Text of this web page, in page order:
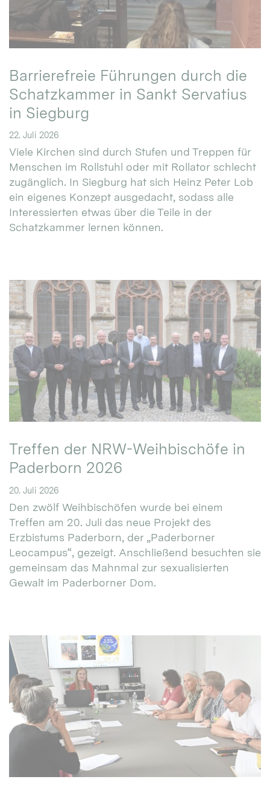
Barrierefreie Führungen durch die
Schatzkammer in Sankt Servatius
in Siegburg
22. Juli 2026
Viele Kirchen sind durch Stufen und Treppen für
Menschen im Rollstuhl oder mit Rollator schlecht
zugänglich. In Siegburg hat sich Heinz Peter Lob
ein eigenes Konzept ausgedacht, sodass alle
Interessierten etwas über die Teile in der
Schatzkammer lernen können.
Treffen der NRW-Weihbischöfe in
Paderborn 2026
20. Juli 2026
Den zwölf Weihbischöfen wurde bei einem
Treffen am 20. Juli das neue Projekt des
Erzbistums Paderborn, der „Paderborner
Leocampus“, gezeigt. Anschließend besuchten sie
gemeinsam das Mahnmal zur sexualisierten
Gewalt im Paderborner Dom.